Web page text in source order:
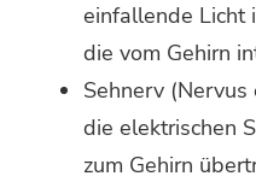
einfallende Licht
die vom Gehirn
Sehnerv
die elektrischen
zum Gehirn